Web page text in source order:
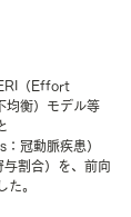
（Effort
均衡）モデル等
冠動脈疾患）
割合）を、前向
た。